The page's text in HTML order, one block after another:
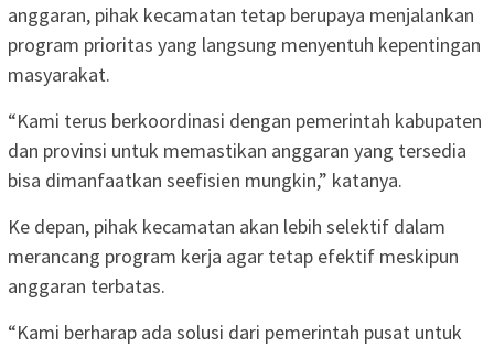
anggaran, pihak kecamatan tetap berupaya menjalankan
program prioritas yang langsung menyentuh kepentingan
masyarakat.
“Kami terus berkoordinasi dengan pemerintah kabupaten
dan provinsi untuk memastikan anggaran yang tersedia
bisa dimanfaatkan seefisien mungkin,” katanya.
Ke depan, pihak kecamatan akan lebih selektif dalam
merancang program kerja agar tetap efektif meskipun
anggaran terbatas.
“Kami berharap ada solusi dari pemerintah pusat untuk